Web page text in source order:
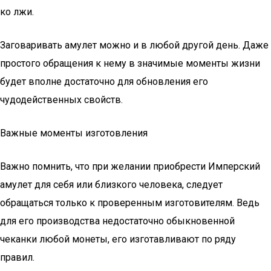
ко лжи.
Заговаривать амулет можно и в любой другой день. Даже
простого обращения к нему в значимые моменты жизни
будет вполне достаточно для обновления его
чудодейственных свойств.
Важные моменты изготовления
Важно помнить, что при желании приобрести Имперский
амулет для себя или близкого человека, следует
обращаться только к проверенным изготовителям. Ведь
для его производства недостаточно обыкновенной
чеканки любой монеты, его изготавливают по ряду
правил.